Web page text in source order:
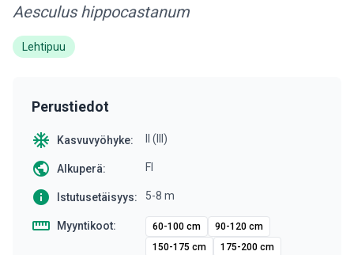
Aesculus hippocastanum
Lehtipuu
Perustiedot
ac_unit Kasvuvyöhyke: II (III)
public Alkuperä: FI
info Istutusetäisyys: 5-8 m
straighten Myyntikoot: 60-100 cm
90-120 cm
150-175 cm
175-200 cm